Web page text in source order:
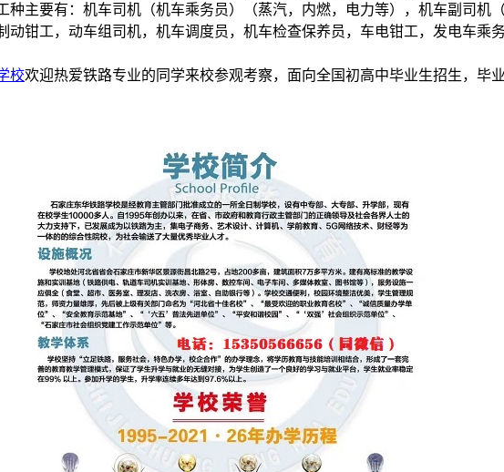
主要有：机车司机（机车乘务员）（蒸汽，内燃，电力等），机车副司机
钳工，动车组司机，机车调度员，机车检查保养员，车电钳工，发电车乘
校欢迎热爱铁路专业的同学来校参观考察，面向全国初高中毕业生招生，毕